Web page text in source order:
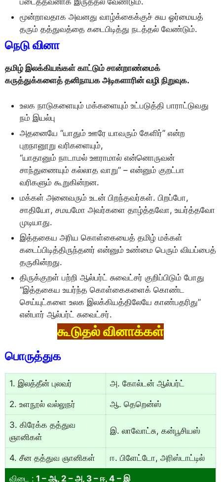
மூன்றாவதாக அவனது வாழ்க்கைக்குச் சுய ஓர்மையத்
தரும் தத்துவத்தை கடைபிடித்து நடத்தல் வேண்டும்.
நெடு வினா
தமிழ் இலக்கியங்கள் காட்டும் சான்றாண்மைக்
கருத்துக்களைத் தனிநாயக அடிகளாரின் வழி நிறுவுக.
உலக நாடுகளையும் மக்களையும் உட்படுத்தி பாராட்டுவது
நம் இயல்பு
அதனையே “யாதும் ஊரே யாவரும் கேளிர்” என்ற
புறநானூறு வரிகளையும்,
“யாதானும் நாடாமல் ஊராமால் என்னொருவன்
சாந்துணையும் கல்லாத வாறு” – என்னும் குறட்பா
வரிகளும் கூறுகின்றன.
மக்கள் அனைவரும் உடன் பிறந்தவர்கள். பிறப்போ,
சாதியோ, சமயமோ அவர்களை தாழ்த்தவோ, உயர்த்தவோ
முடியாது.
இத்தகைய அரிய கொள்கையைத் தமிழ் மக்கள்
கடைப்பிடித்திருந்தனர் என்னும் உண்மை பெரும் வியப்பைத்
தருகின்றது.
திருக்குறள் பற்றி ஆல்பர்ட் சுவைட்சர் குறிப்பிடும் போது
“இத்தகைய உயர்ந்த கொள்கைகளைக் கொண்ட
செய்யுட்களை உலக இலக்கியத்திலேயே காண்பதரிது”
என்பார் ஆல்பர்ட் சுவைட்சர்.
கூடுதல் வினாக்கள்
பொருத்துக
1. இலத்தீன் புலவர் அ. கோல்டன் ஆல்பர்ட்
2. உளநூல் வல்லுநர் ஆ. தெறென்ஸ்
3. கிரேக்க தத்துவ
ஞானிகள்
இ. லாவோட்சு, கன்பூசியஸ்
4. சீன தத்துவ ஞானிகள் ஈ. பிளேட்டோ, அரிஸ்டாட்டில்
விடை : 1 – ஆ, 2 – அ, 3 – ஈ, 4 – இ